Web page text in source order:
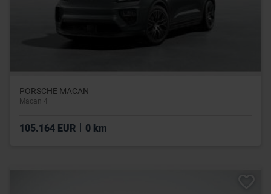
PORSCHE MACAN
Macan 4
105.164 EUR 0 km